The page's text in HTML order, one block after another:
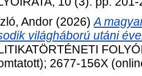
Andor (2026)A
világháború utáni
2677-156X